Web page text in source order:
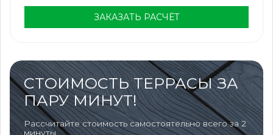
ЗАКАЗАТЬ РАСЧЁТ
СТОИМОСТЬ ТЕРРАСЫ ЗА
ПАРУ МИНУТ!
Рассчитайте стоимость самостоятельно всего за 2
минуты